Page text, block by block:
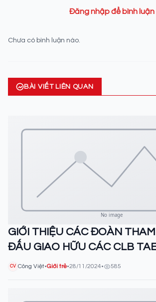
Đăng nhập để bình luận
Chưa có bình luận nào.
BÀI VIẾT LIÊN QUAN
GIỚI THIỆU CÁC ĐOÀN THAM
ĐẤU GIAO HỮU CÁC CLB
TRƯỜNG ĐẠI HỌC LUẬT HÀ
CV Công Việt•Giới trẻ•28/11/2024• 585